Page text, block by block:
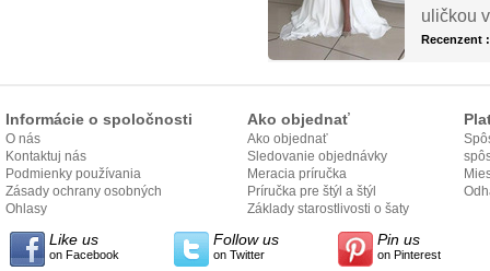
uličkou
Recenzent
Informácie o spoločnosti
O nás
Kontaktuj nás
Podmienky používania
Zásady ochrany osobných
údajov
Ohlasy
Ako objednať
Ako objednať
Sledovanie objednávky
Meracia príručka
Príručka pre štýl a štýl
Základy starostlivosti o šaty
Like us
on Facebook
Follow us
on Twitter
Pin us
on Pinterest